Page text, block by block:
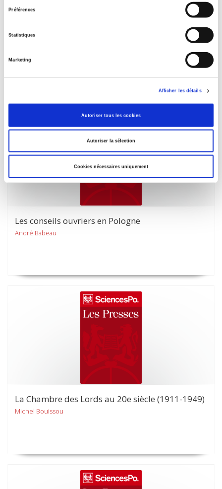
Préférences
Statistiques
Marketing
Afficher les détails
Autoriser tous les cookies
Autoriser la sélection
Cookies nécessaires uniquement
Syndicalisme ouvrier et social-démocratie en
Hubert Ferraton
Les conseils ouvriers en Pologne
André Babeau
La Chambre des Lords au 20e siècle (1911-1949)
Michel Bouissou